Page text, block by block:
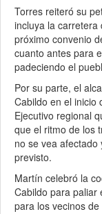
Torres reiteró su
incluya la carretera
próximo convenio
cuanto antes para
padeciendo el
Por su parte, el
Cabildo en el inicio
Ejecutivo regional
que el ritmo de los
no se vea
previsto.
Martín celebró la
Cabildo para paliar
para los vecinos de